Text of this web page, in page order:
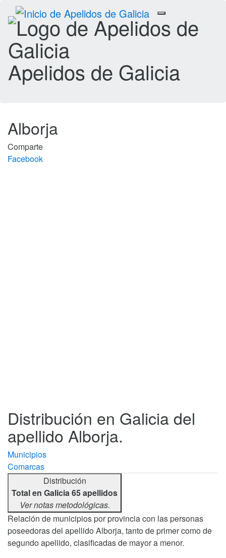
Toggle
navigation
Apelidos de Galicia
Alborja
Comparte
Facebook
Distribución en Galicia del
apellido Alborja.
Municipios
Comarcas
Distribución
Total en Galicia 65 apellidos
Ver notas metodológicas.
Relación de municipios por provincia con las personas
poseedoras del apellido Alborja, tanto de primer como de
segundo apellido, clasificadas de mayor a menor.